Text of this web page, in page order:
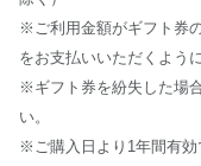
※ご利用金額がギフト券
をお支払いいただくよう
※ギフト券を紛失した場
い。
※ご購入日より1年間有効